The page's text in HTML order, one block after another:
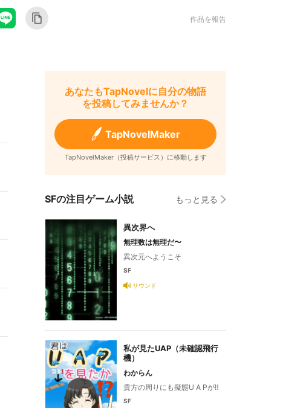
作品を報告
あなたもTapNovelに自分の物語
を投稿してみませんか？
TapNovelMaker
TapNovelMaker（投稿サービス）に移動します
SFの注目ゲーム小説 もっと見る
異次界へ
無理数は無理だ〜
異次元へようこそ
SF
サウンド
私が見たUAP（未確認飛行
機）
わからん
貴方の周りにも擬態U A Pが‼️
SF